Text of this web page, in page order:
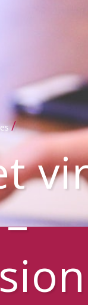
/
–